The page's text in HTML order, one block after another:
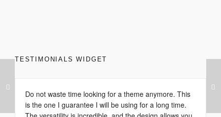
TESTIMONIALS WIDGET
Do not waste time looking for a theme anymore. This
is the one I guarantee I will be using for a long time.